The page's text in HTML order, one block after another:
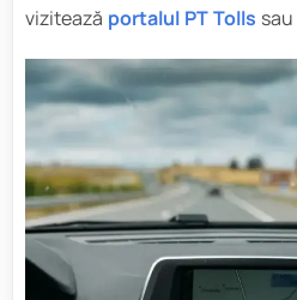
vizitează portalul PT Tolls sau